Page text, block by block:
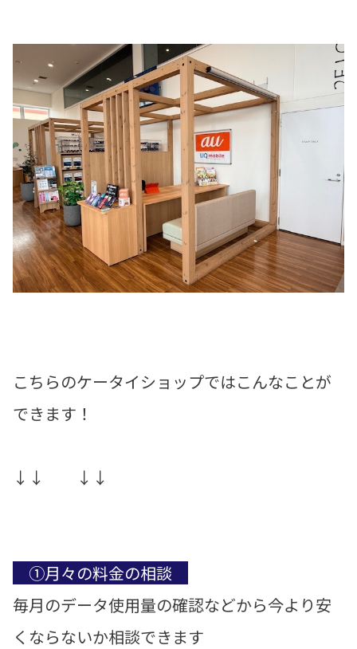
こちらのケータイショップではこんなことが
できます！
↓↓ ↓↓
①月々の料金の相談
毎月のデータ使用量の確認などから今より安
くならないか相談できます